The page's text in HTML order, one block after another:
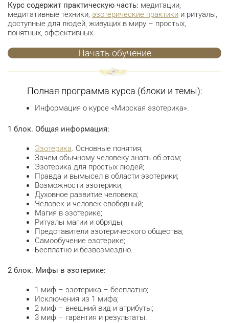
Курс содержит практическую часть: медитации,
медитативные техники, эзотерические практики и ритуалы,
доступные для людей, живущих в миру – простых,
понятных, эффективных.
Начать обучение
Полная программа курса (блоки и темы):
Информация о курсе «Мирская эзотерика».
1 блок. Общая информация:
Эзотерика . Основные понятия;
Зачем обычному человеку знать об этом;
Эзотерика для простых людей;
Правда и вымысел в области эзотерики;
Возможности эзотерики;
Духовное развитие человека;
Человек и человек свободный;
Магия в эзотерике;
Ритуалы магии и обряды;
Представители эзотерического общества;
Самообучение эзотерике;
Бесплатно и безвозмездно.
2 блок. Мифы в эзотерике:
1 миф – эзотерика – бесплатно;
Исключения из 1 мифа;
2 миф – внешний вид и атрибуты;
3 миф – гарантия и результаты.